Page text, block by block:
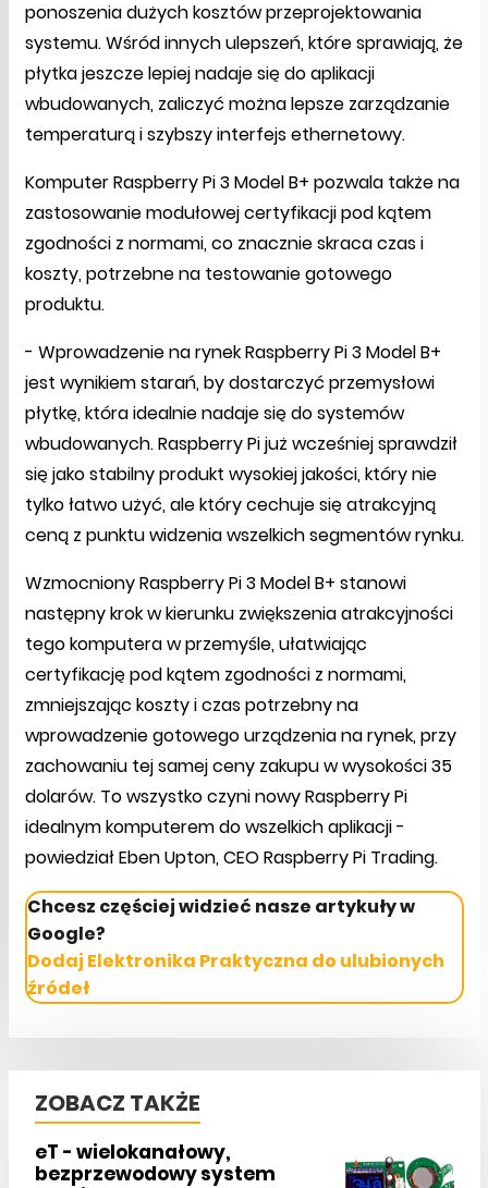
ponoszenia dużych kosztów przeprojektowania
systemu. Wśród innych ulepszeń, które sprawiają, że
płytka jeszcze lepiej nadaje się do aplikacji
wbudowanych, zaliczyć można lepsze zarządzanie
temperaturą i szybszy interfejs ethernetowy.
Komputer Raspberry Pi 3 Model B+ pozwala także na
zastosowanie modułowej certyfikacji pod kątem
zgodności z normami, co znacznie skraca czas i
koszty, potrzebne na testowanie gotowego
produktu.
- Wprowadzenie na rynek Raspberry Pi 3 Model B+
jest wynikiem starań, by dostarczyć przemysłowi
płytkę, która idealnie nadaje się do systemów
wbudowanych. Raspberry Pi już wcześniej sprawdził
się jako stabilny produkt wysokiej jakości, który nie
tylko łatwo użyć, ale który cechuje się atrakcyjną
ceną z punktu widzenia wszelkich segmentów rynku.
Wzmocniony Raspberry Pi 3 Model B+ stanowi
następny krok w kierunku zwiększenia atrakcyjności
tego komputera w przemyśle, ułatwiając
certyfikację pod kątem zgodności z normami,
zmniejszając koszty i czas potrzebny na
wprowadzenie gotowego urządzenia na rynek, przy
zachowaniu tej samej ceny zakupu w wysokości 35
dolarów. To wszystko czyni nowy Raspberry Pi
idealnym komputerem do wszelkich aplikacji -
powiedział Eben Upton, CEO Raspberry Pi Trading.
Chcesz częściej widzieć nasze artykuły w
Google?
Dodaj Elektronika Praktyczna do ulubionych
źródeł
ZOBACZ TAKŻE
eT - wielokanałowy,
bezprzewodowy system